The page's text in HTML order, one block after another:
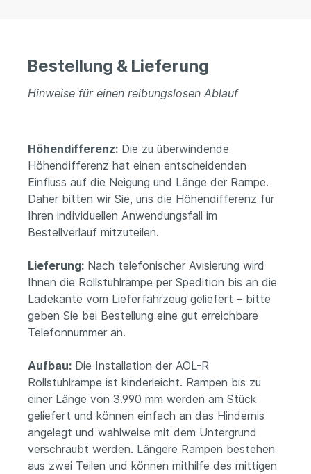
Bestellung & Lieferung
Hinweise für einen reibungslosen Ablauf
Höhendifferenz: Die zu überwindende
Höhendifferenz hat einen entscheidenden
Einfluss auf die Neigung und Länge der Rampe.
Daher bitten wir Sie, uns die Höhendifferenz für
Ihren individuellen Anwendungsfall im
Bestellverlauf mitzuteilen.
Lieferung: Nach telefonischer Avisierung wird
Ihnen die Rollstuhlrampe per Spedition bis an die
Ladekante vom Lieferfahrzeug geliefert – bitte
geben Sie bei Bestellung eine gut erreichbare
Telefonnummer an.
Aufbau: Die Installation der AOL-R
Rollstuhlrampe ist kinderleicht. Rampen bis zu
einer Länge von 3.990 mm werden am Stück
geliefert und können einfach an das Hindernis
angelegt und wahlweise mit dem Untergrund
verschraubt werden. Längere Rampen bestehen
aus zwei Teilen und können mithilfe des mittigen